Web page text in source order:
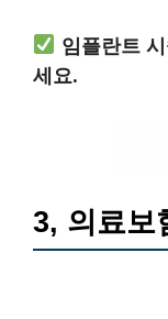
임플란트
세요.
3, 의료보